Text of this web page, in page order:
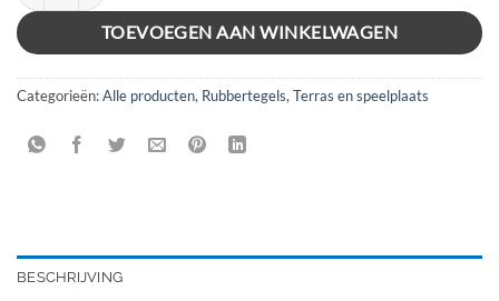
TOEVOEGEN AAN WINKELWAGEN
Categorieën:Alle producten, Rubbertegels, Terras en speelplaats
BESCHRIJVING